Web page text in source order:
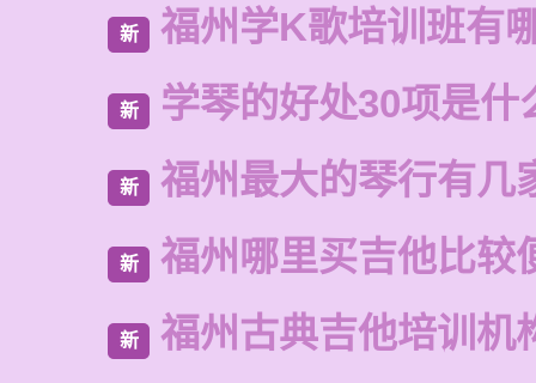
新 福州学K歌培训班有
新 学琴的好处30项是什
新 福州最大的琴行有几
新 福州哪里买吉他比较
新 福州古典吉他培训机